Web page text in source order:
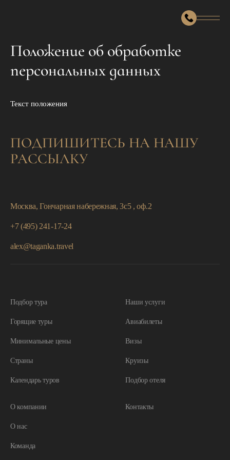
Горящие туры
Страны
Календарь туров
Визы
О компании
О нас
Контакты
+7 (495) 241-17-24
+7 (925) 510-72-70
Положение об обработке
персональных данных
Текст положения
ПОДПИШИТЕСЬ НА НАШУ
РАССЫЛКУ
Москва, Гончарная набережная, 3с5 , оф.2
+7 (495) 241-17-24
alex@taganka.travel
Подбор тура
Горящие туры
Минимальные цены
Страны
Календарь туров
Наши услуги
Авиабилеты
Визы
Круизы
Подбор отеля
О компании
О нас
Команда
Контакты